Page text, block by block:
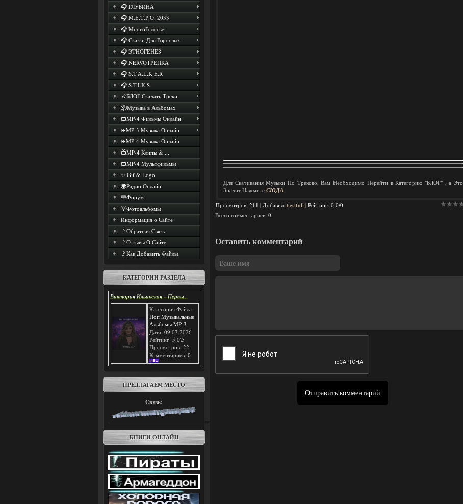
🎧 ГЛУБИНА
🎧 М.Е.Т.Р.О. 2033
🎧 МногоГолосье
🎧 Сказки Для Взрослых
🎧 ЭТНОГЕНЕЗ
🎧 NERVOТРЁПКА
🎧 S.T.A.L.K.E.R
🎧 S.T.I.K.S.
🎶БЛОГ Скачать Треки
📦Музыка в Альбомах
📺MP-4 Фильмы Онлайн
⏩MP-3 Музыка Онлайн
⏩MP-4 Музыка Онлайн
📺MP-4 Клипы & ...
📺MP-4 Мультфильмы
✨ Gif & Logo
🌍Радио Онлайн
💬Форум
💡Фотоальбомы
Информация о Сайте
🚩Обратная Cвязь
🚩Отзывы О Сайте
🚩Как Добавить Файлы
КАТЕГОРИИ РАЗДЕЛА
Виктория Ильинская – Первы...
Категория Файла:
Поп Музыкальные
Альбомы MP-3
Дата: 09.07.2026
Рейтинг: 5.0\5
Просмотров: 22
Комментариев: 0
ПРЕДЛАГАЕМ МЕСТО
Связь:
КНИГИ ОНЛАЙН
Для Скачивания Музыки По Треково, Вам Необходимо Перейти в Категорию "БЛОГ" , а Это
Значит Нажмите СЮДА
Просмотров: 211 | Добавил: bestfull | Рейтинг: 0.0/0
Всего комментариев: 0
Оставить комментарий